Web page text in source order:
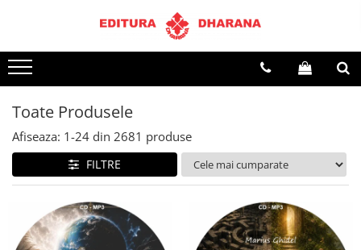
Terapii
Dietoterapie
Toate Produsele
Afiseaza: 1-24 din 2681 produse
FILTRE